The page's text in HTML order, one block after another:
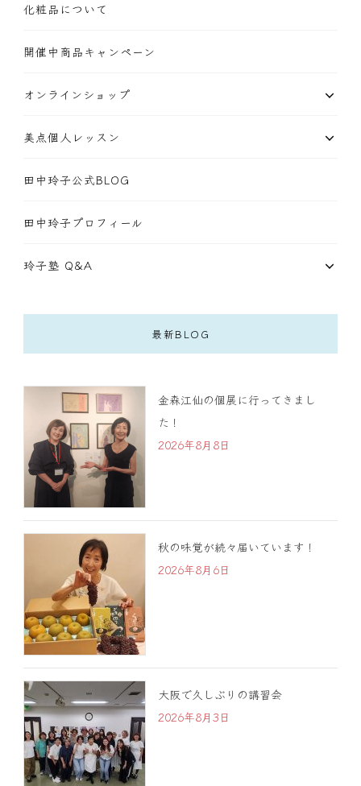
化粧品について
開催中商品キャンペーン
オンラインショップ
美点個人レッスン
田中玲子公式BLOG
田中玲子プロフィール
玲子塾 Q&A
最新BLOG
金森江仙の個展に行ってきまし
た！
2026年8月8日
秋の味覚が続々届いています！
2026年8月6日
大阪で久しぶりの講習会
2026年8月3日